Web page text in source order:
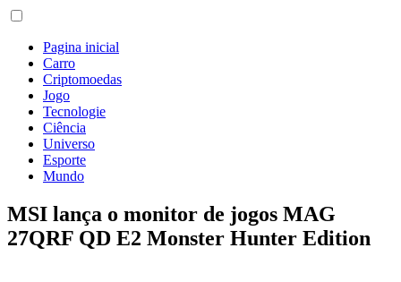
Pagina inicial
Carro
Criptomoedas
Jogo
Tecnologie
Ciência
Universo
Esporte
Mundo
MSI lança o monitor de jogos MAG
27QRF QD E2 Monster Hunter Edition